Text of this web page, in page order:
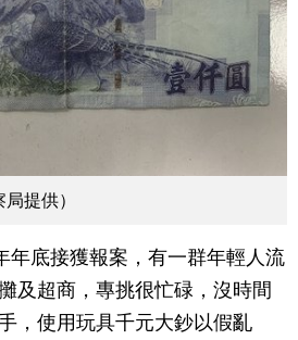
提供）
年底接獲報案，有一群年輕人流
及超商，專挑很忙碌，沒時間
，使用玩具千元大鈔以假亂